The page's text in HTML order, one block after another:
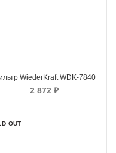
WiederKraft WDK-7840
2 872₽
OUT